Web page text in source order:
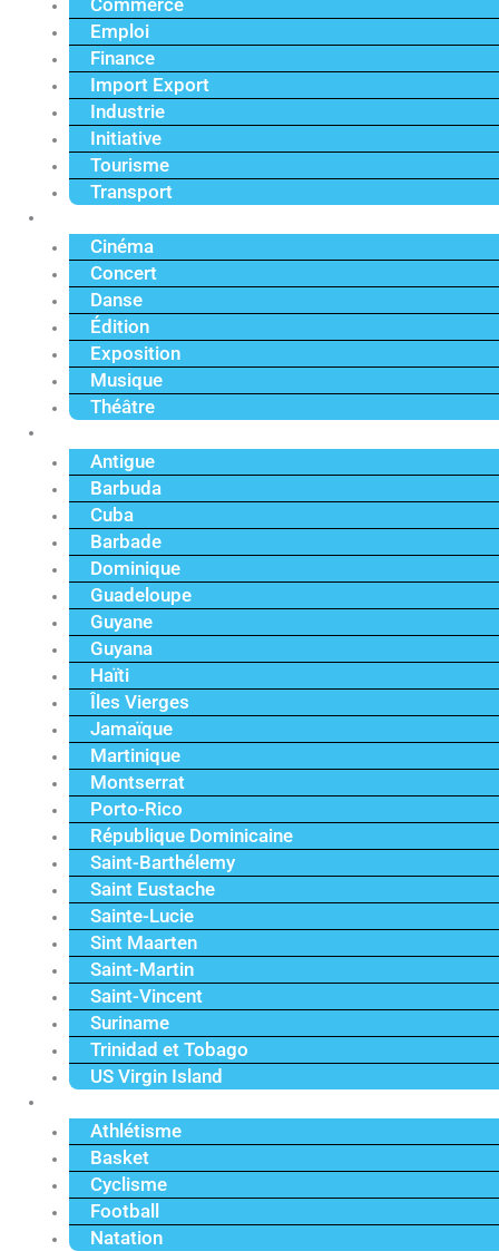
Commerce
Emploi
Finance
Import Export
Industrie
Initiative
Tourisme
Transport
Cinéma
Concert
Danse
Édition
Exposition
Musique
Théâtre
Antigue
Barbuda
Cuba
Barbade
Dominique
Guadeloupe
Guyane
Guyana
Haïti
Îles Vierges
Jamaïque
Martinique
Montserrat
Porto-Rico
République Dominicaine
Saint-Barthélemy
Saint Eustache
Sainte-Lucie
Sint Maarten
Saint-Martin
Saint-Vincent
Suriname
Trinidad et Tobago
US Virgin Island
Athlétisme
Basket
Cyclisme
Football
Natation